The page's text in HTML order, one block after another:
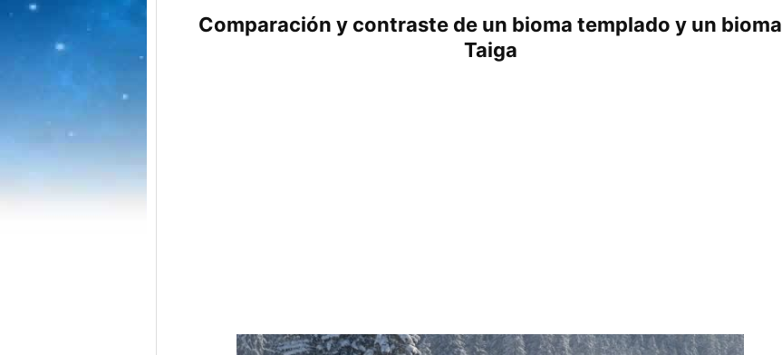
Comparación y contraste de un bioma templado y un bioma
Taiga